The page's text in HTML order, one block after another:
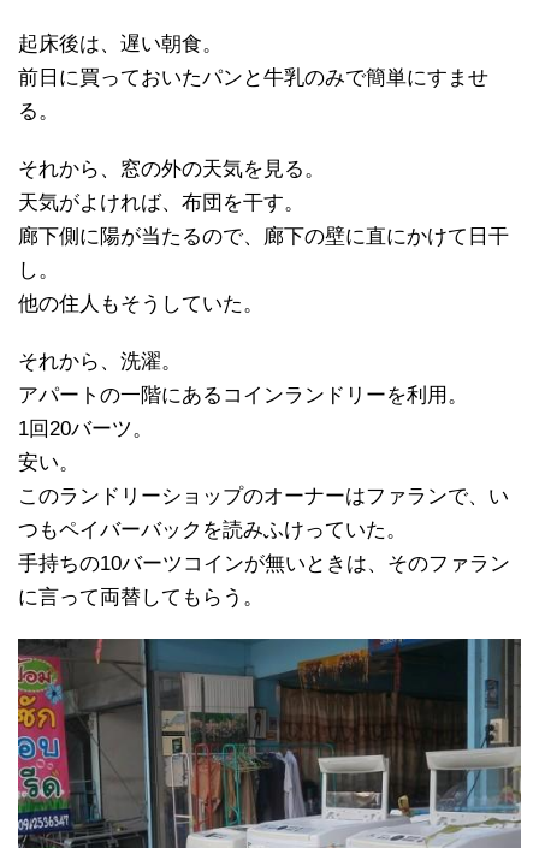
起床後は、遅い朝食。
前日に買っておいたパンと牛乳のみで簡単にすませ
る。
それから、窓の外の天気を見る。
天気がよければ、布団を干す。
廊下側に陽が当たるので、廊下の壁に直にかけて日干
し。
他の住人もそうしていた。
それから、洗濯。
アパートの一階にあるコインランドリーを利用。
1回20バーツ。
安い。
このランドリーショップのオーナーはファランで、い
つもペイバーバックを読みふけっていた。
手持ちの10バーツコインが無いときは、そのファラン
に言って両替してもらう。